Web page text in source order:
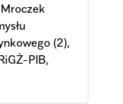
(2),
PIB,